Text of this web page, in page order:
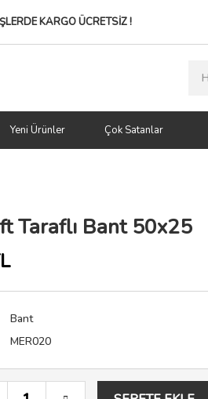
KARGO ÜCRETSİZ !
Yeni Ürünler Çok Satanlar
Taraflı Bant 50x25
Bant
MER020